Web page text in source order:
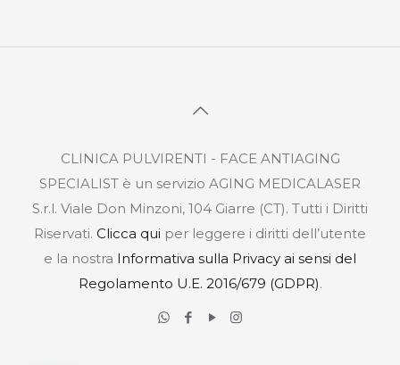
CLINICA PULVIRENTI - FACE ANTIAGING
SPECIALIST è un servizio AGING MEDICALASER
S.r.l. Viale Don Minzoni, 104 Giarre (CT). Tutti i Diritti
Riservati. Clicca qui per leggere i diritti dell’utente
e la nostra Informativa sulla Privacy ai sensi del
Regolamento U.E. 2016/679 (GDPR).